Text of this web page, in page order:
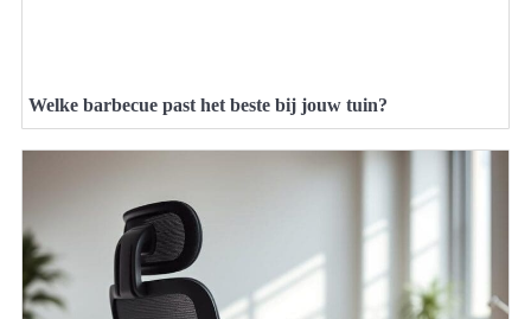
Welke barbecue past het beste bij jouw tuin?